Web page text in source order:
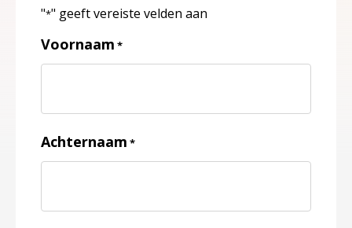
"*" geeft vereiste velden aan
Voornaam *
Achternaam *